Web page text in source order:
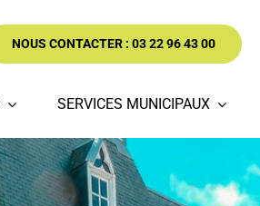
NOUS CONTACTER : 03 22 96 43 00
SERVICES MUNICIPAUX